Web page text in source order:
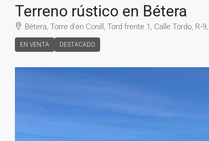
Terreno rústico en Bétera
Bétera, Torre d'en Conill, Tord frente 1, Calle Tordo,
EN VENTA DESTACADO